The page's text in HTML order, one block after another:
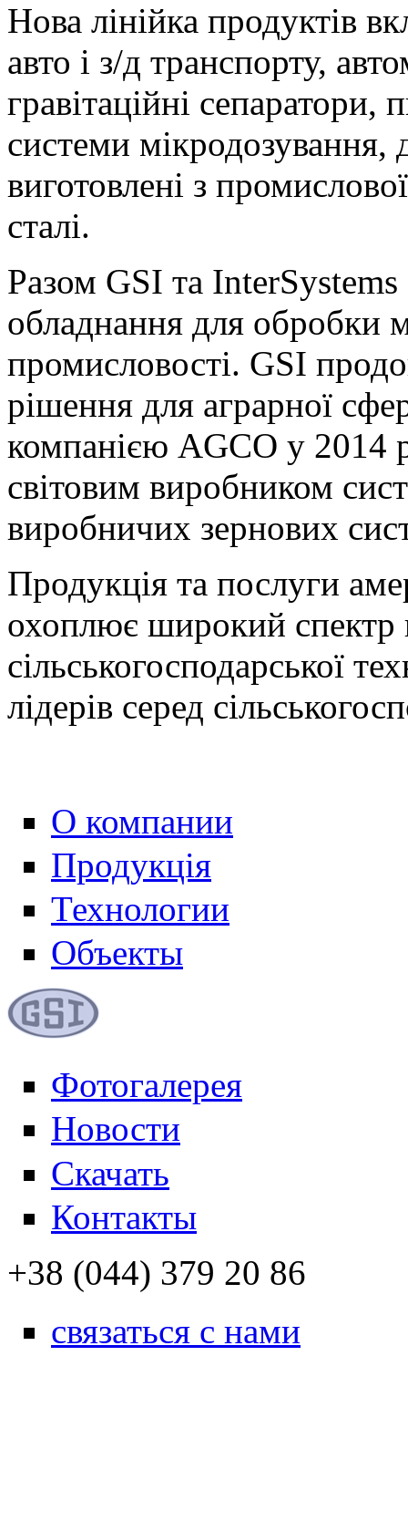
Нова лінійка продуктів
авто і з/д транспорту,
гравітаційні
системи
виготовлені з
сталі.
Разом GSI та
обладнання для обробки
промисловості. GSI
рішення для аграрної
компанією AGCO у 2014
світовим виробником
виробничих зернових
Використання державних цифрових сервісів для ідентифікації
безпеки та швидкості обслуговування. Отримати
кредит через
оскільки система автоматично підтягує перевірені дані про
фото документів. Це не лише захищає від шахрайства, але й
розгляду заявки кредитним експертом. Такий метод
фінансових компаній, які прагнуть забезпечити своїм
Продукція та послуги
охоплює широкий спектр
сільськогосподарської
лідерів серед
О компании
Продукція
Технологии
Объекты
Фотогалерея
Новости
Скачать
Контакты
+38 (044) 379 20 86
связаться с нами